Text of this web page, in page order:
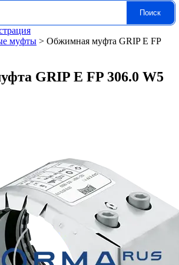
Поиск
муфты > Обжимная муфта GRIP E FP
GRIP E FP 306.0 W5